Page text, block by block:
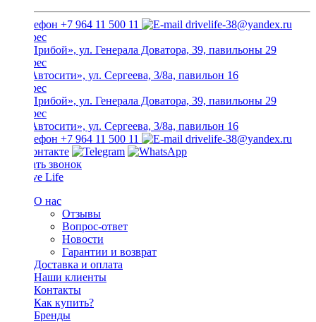
+7 964 11 500 11 drivelife-38@yandex.ru
ТЦ «Прибой», ул. Генерала Доватора, 39, павильоны 29
ТЦ «Автосити», ул. Сергеева, 3/8а, павильон 16
ТЦ «Прибой», ул. Генерала Доватора, 39, павильоны 29
ТЦ «Автосити», ул. Сергеева, 3/8а, павильон 16
+7 964 11 500 11
drivelife-38@yandex.ru
Заказать звонок
О нас
Отзывы
Вопрос-ответ
Новости
Гарантии и возврат
Доставка и оплата
Наши клиенты
Контакты
Как купить?
Бренды